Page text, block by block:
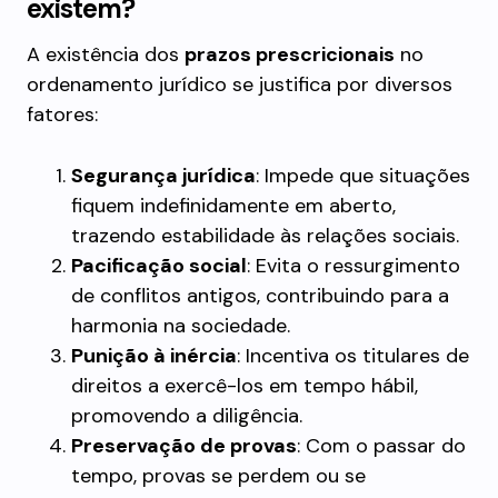
existem?
A existência dos prazos prescricionais no
ordenamento jurídico se justifica por diversos
fatores:
Segurança jurídica: Impede que situações
fiquem indefinidamente em aberto,
trazendo estabilidade às relações sociais.
Pacificação social: Evita o ressurgimento
de conflitos antigos, contribuindo para a
harmonia na sociedade.
Punição à inércia: Incentiva os titulares de
direitos a exercê-los em tempo hábil,
promovendo a diligência.
Preservação de provas: Com o passar do
tempo, provas se perdem ou se